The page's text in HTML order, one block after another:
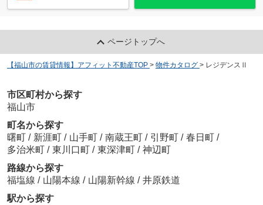
ページトップへ
【福山市の賃貸情報】アフィット不動産TOP > 物件カタログ > レジデンスⅡ
市区町村から探す
福山市
町名から探す
曙町 / 新涯町 / 山手町 / 南蔵王町 / 引野町 / 春日町 /
多治米町 / 東川口町 / 東深津町 / 神辺町
路線から探す
福塩線 / 山陽本線 / 山陽新幹線 / 井原鉄道
駅から探す